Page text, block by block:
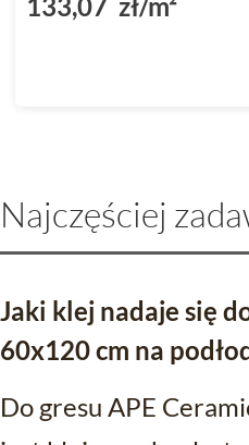
Najczęściej
Jaki klej nadaje się
60x120 cm na
Do gresu APE